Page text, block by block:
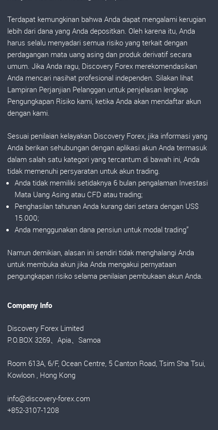
Terdapat kemungkinan bahwa Anda dapat mengalami kerugian
lebih dari dana yang Anda depositkan. Oleh karena itu, Anda
harus selalu menyadari semua risiko yang terkait dengan
perdagangan mata uang asing dan produk derivatif secara
umum. Jika Anda ragu, Discovery Forex merekomendasikan
Anda mencari nasihat profesional independen. Silakan lihat
Lampiran Perjanjian Pelanggan untuk penjelasan lengkap
Pengungkapan Risiko kami, ketika Anda akan mendaftar akun
dengan kami.
Sesuai penilaian kelayakan Discovery Forex, jika informasi yang
Anda berikan sehubungan dengan aplikasi akun Anda termasuk
dalam salah satu kategori yang tercantum di bawah ini, Anda
tidak memenuhi persyaratan untuk akun trading.
Anda tidak memiliki setidaknya 6 bulan pengalaman Investasi
Mata Uang Asing atau CFD atau trading;
Penghasilan tahunan Anda kurang dari setara dengan US$
15.000;
Anda menggunakan dana pensiun untuk modal trading”
Namun demikian, alasan ini sendiri tidak menghalangi Anda
untuk membuka akun jika Anda mengakui pernyataan
pengungkapan risiko selama penilaian pembukaan akun Anda.
Company Info
Discovery Forex Limited
P.O.BOX 3269、Apia、Samoa
Room 613A, 6/F, Ocean Centre, 5 Canton Road, Tsim Sha Tsui,
Kowloon , Hong Kong
info@discovery-forex.com
+852-3107-1208